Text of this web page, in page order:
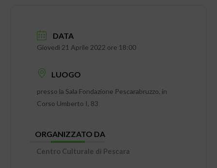
DATA
Giovedì 21 Aprile 2022 ore 18:00
LUOGO
presso la Sala Fondazione Pescarabruzzo, in
Corso Umberto I, 83
ORGANIZZATO DA
Centro Culturale di Pescara